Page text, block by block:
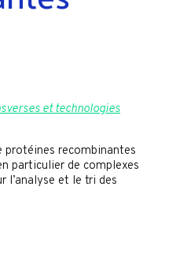
et technologies
recombinantes
particulier de complexes
l’analyse et le tri des